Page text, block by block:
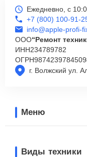
г. Волжский ул.
Ежедневно, с
+7 (800) 100-91-
info@apple-profi-
ООО“Ремонт
ИНН234789782
ОГРН
Меню
Виды техники